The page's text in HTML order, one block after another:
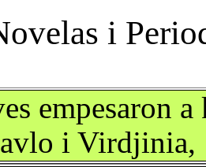
empesaron
i Virdjinia,